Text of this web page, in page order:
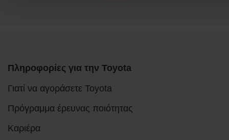
Πληροφορίες για την Toyota
Γιατί να αγοράσετε Toyota
Πρόγραμμα έρευνας ποιότητας
Καριέρα